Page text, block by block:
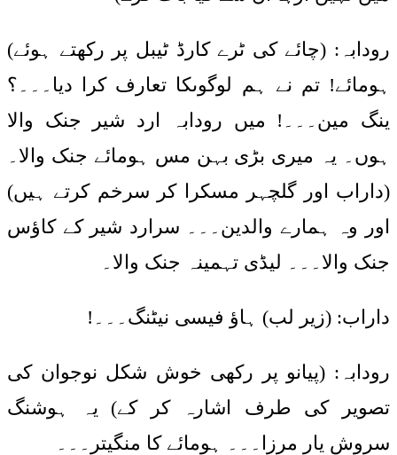
رودابہ: (چائے کی ٹرے کارڈ ٹیبل پر رکھتے ہوئے)
ہومائے! تم نے ہم لوگوںکا تعارف کرا دیا۔۔۔؟
ینگ مین۔۔۔! میں رودابہ ارد شیر جنک والا
ہوں۔ یہ میری بڑی بہن مس ہومائے جنک والا۔
(داراب اور گلچہر مسکرا کر سرخم کرتے ہیں)
اور وہ ہمارے والدین۔۔۔ سرارد شیر کے کاؤس
جنک والا۔۔۔ لیڈی تہمینہ جنک والا۔
داراب: (زیر لب) ہاؤ فیسی نیٹنگ۔۔۔!
رودابہ: (پیانو پر رکھی خوش شکل نوجوان کی
تصویر کی طرف اشارہ کر کے) یہ ہوشنگ
سروش یار مرزا۔۔۔ ہومائے کا منگیتر۔۔۔